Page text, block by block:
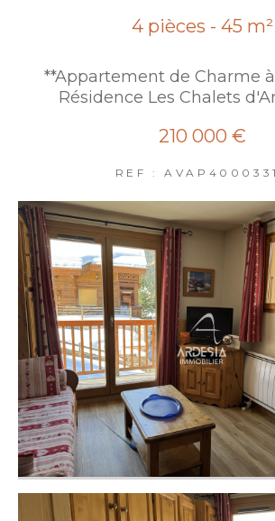
4 pièces - 45 m²
**Appartement de Charme
Résidence Les Chalets
210 000 €
REF :